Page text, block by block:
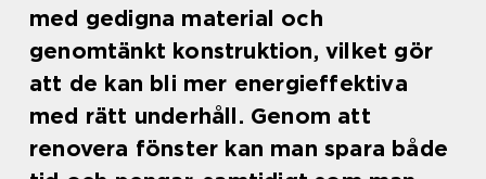
med gedigna material och
genomtänkt konstruktion, vilket gör
att de kan bli mer energieffektiva
med rätt underhåll. Genom att
renovera fönster kan man spara både